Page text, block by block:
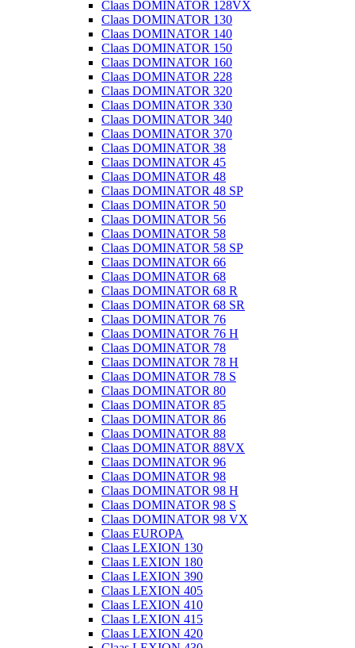
Claas DOMINATOR 128VX
Claas DOMINATOR 130
Claas DOMINATOR 140
Claas DOMINATOR 150
Claas DOMINATOR 160
Claas DOMINATOR 228
Claas DOMINATOR 320
Claas DOMINATOR 330
Claas DOMINATOR 340
Claas DOMINATOR 370
Claas DOMINATOR 38
Claas DOMINATOR 45
Claas DOMINATOR 48
Claas DOMINATOR 48 SP
Claas DOMINATOR 50
Claas DOMINATOR 56
Claas DOMINATOR 58
Claas DOMINATOR 58 SP
Claas DOMINATOR 66
Claas DOMINATOR 68
Claas DOMINATOR 68 R
Claas DOMINATOR 68 SR
Claas DOMINATOR 76
Claas DOMINATOR 76 H
Claas DOMINATOR 78
Claas DOMINATOR 78 H
Claas DOMINATOR 78 S
Claas DOMINATOR 80
Claas DOMINATOR 85
Claas DOMINATOR 86
Claas DOMINATOR 88
Claas DOMINATOR 88VX
Claas DOMINATOR 96
Claas DOMINATOR 98
Claas DOMINATOR 98 H
Claas DOMINATOR 98 S
Claas DOMINATOR 98 VX
Claas EUROPA
Claas LEXION 130
Claas LEXION 180
Claas LEXION 390
Claas LEXION 405
Claas LEXION 410
Claas LEXION 415
Claas LEXION 420